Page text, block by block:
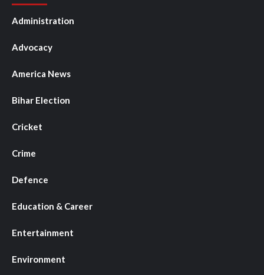
Administration
Advocacy
America News
Bihar Election
Cricket
Crime
Defence
Education & Career
Entertainment
Environment